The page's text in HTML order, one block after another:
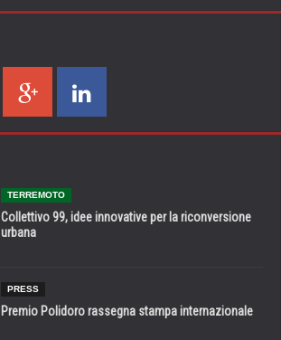
TERREMOTO
Collettivo 99, idee innovative per la riconversione
urbana
PRESS
Premio Polidoro rassegna stampa internazionale